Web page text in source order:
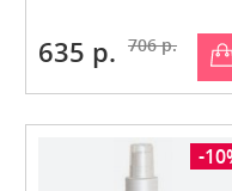
635 р. 706 р.
-